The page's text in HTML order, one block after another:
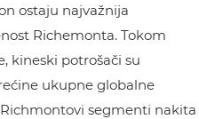
ostaju najvažnija
Richemonta. Tokom
kineski potrošači su
ukupne globalne
segmenti nakita